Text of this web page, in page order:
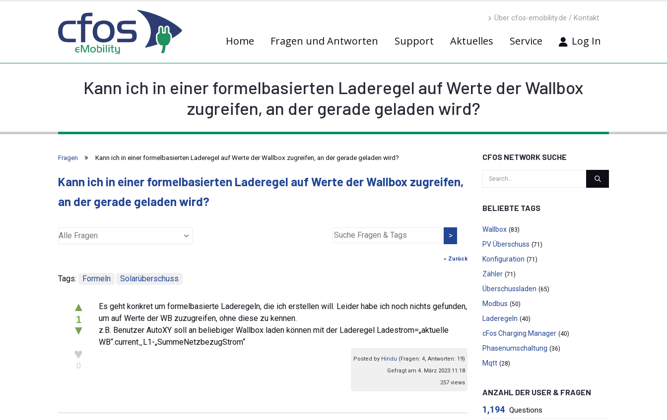
Über cfos-emobility.de / Kontakt
Home Fragen und Antworten Support Aktuelles Service Log In
Kann ich in einer formelbasierten Laderegel auf Werte der Wallbox
zugreifen, an der gerade geladen wird?
Fragen Kann ich in einer formelbasierten Laderegel auf Werte der Wallbox zugreifen, an der gerade geladen wird?
Kann ich in einer formelbasierten Laderegel auf Werte der Wallbox zugreifen,
an der gerade geladen wird?
>
« Zurück
Tags: Formeln Solarüberschuss
▲
1
▼
♥
0
Es geht konkret um formelbasierte Laderegeln, die ich erstellen will. Leider habe ich noch nichts gefunden,
um auf Werte der WB zuzugreifen, ohne diese zu kennen.
z.B. Benutzer AutoXY soll an beliebiger Wallbox laden können mit der Laderegel Ladestrom=„aktuelle
WB“.current_L1-„SummeNetzbezugStrom“
Posted by Hindu (Fragen: 4, Antworten: 19)
Gefragt am 4. März 2023 11:18
257 views
CFOS NETWORK SUCHE
BELIEBTE TAGS
Wallbox (83)
PV Überschuss (71)
Konfiguration (71)
Zähler (71)
Überschussladen (65)
Modbus (50)
Laderegeln (40)
cFos Charging Manager (40)
Phasenumschaltung (36)
Mqtt (28)
ANZAHL DER USER & FRAGEN
1,194 Questions